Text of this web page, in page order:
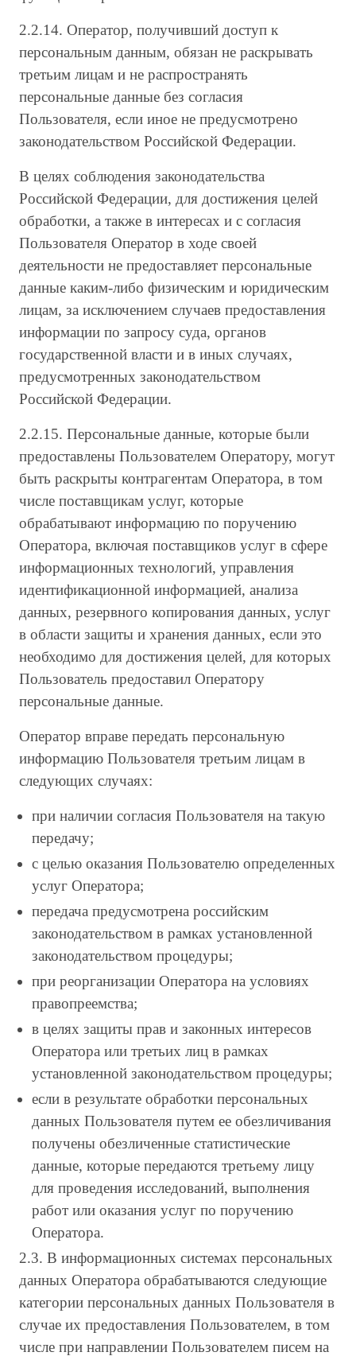
2.2.14. Оператор, получивший доступ к
персональным данным, обязан не раскрывать
третьим лицам и не распространять
персональные данные без согласия
Пользователя, если иное не предусмотрено
законодательством Российской Федерации.
В целях соблюдения законодательства
Российской Федерации, для достижения целей
обработки, а также в интересах и с согласия
Пользователя Оператор в ходе своей
деятельности не предоставляет персональные
данные каким-либо физическим и юридическим
лицам, за исключением случаев предоставления
информации по запросу суда, органов
государственной власти и в иных случаях,
предусмотренных законодательством
Российской Федерации.
2.2.15. Персональные данные, которые были
предоставлены Пользователем Оператору, могут
быть раскрыты контрагентам Оператора, в том
числе поставщикам услуг, которые
обрабатывают информацию по поручению
Оператора, включая поставщиков услуг в сфере
информационных технологий, управления
идентификационной информацией, анализа
данных, резервного копирования данных, услуг
в области защиты и хранения данных, если это
необходимо для достижения целей, для которых
Пользователь предоставил Оператору
персональные данные.
Оператор вправе передать персональную
информацию Пользователя третьим лицам в
следующих случаях:
при наличии согласия Пользователя на такую
передачу;
с целью оказания Пользователю определенных
услуг Оператора;
передача предусмотрена российским
законодательством в рамках установленной
законодательством процедуры;
при реорганизации Оператора на условиях
правопреемства;
в целях защиты прав и законных интересов
Оператора или третьих лиц в рамках
установленной законодательством процедуры;
если в результате обработки персональных
данных Пользователя путем ее обезличивания
получены обезличенные статистические
данные, которые передаются третьему лицу
для проведения исследований, выполнения
работ или оказания услуг по поручению
Оператора.
2.3. В информационных системах персональных
данных Оператора обрабатываются следующие
категории персональных данных Пользователя в
случае их предоставления Пользователем, в том
числе при направлении Пользователем писем на